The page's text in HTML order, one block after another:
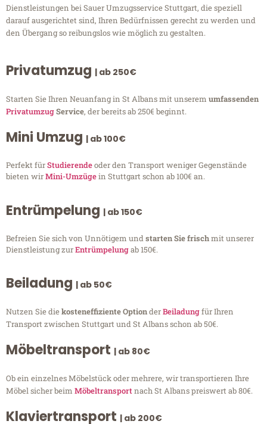
Dienstleistungen bei Sauer Umzugsservice Stuttgart, die speziell
darauf ausgerichtet sind, Ihren Bedürfnissen gerecht zu werden und
den Übergang so reibungslos wie möglich zu gestalten.
Privatumzug | ab 250€
Starten Sie Ihren Neuanfang in St Albans mit unserem umfassenden
PrivatumzugService, der bereits ab 250€ beginnt.
Mini Umzug | ab 100€
Perfekt fürStudierendeoder den Transport weniger Gegenstände
bieten wirMini-Umzügein Stuttgart schon ab 100€ an.
Entrümpelung | ab 150€
Befreien Sie sich von Unnötigem undstarten Sie frischmit unserer
Dienstleistung zurEntrümpelungab 150€.
Beiladung | ab 50€
Nutzen Sie diekosteneffiziente OptionderBeiladungfür Ihren
Transport zwischen Stuttgart und St Albans schon ab 50€.
Möbeltransport | ab 80€
Ob ein einzelnes Möbelstück oder mehrere, wir transportieren Ihre
Möbel sicher beim Möbeltransportnach St Albans preiswert ab 80€.
Klaviertransport | ab 200€